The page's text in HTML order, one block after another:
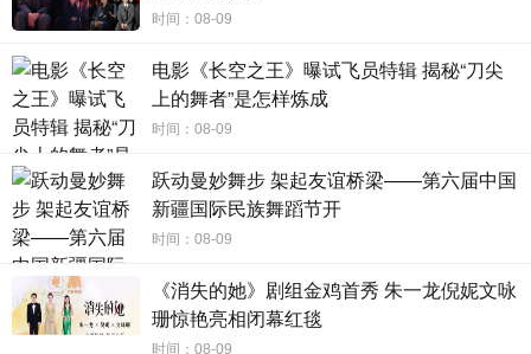
俏生元燕窝葛根弹性蛋白肽饮品
产学研结合，推动女性健康产业发展
2021年12月21日，俏生元品牌与北京工商大学联合成立中
国健康与营养联合实验室。此次合作旨在进行前沿技术研
究、产业关键性技术攻关、战略性产品开发，提升全民膳食
健康发展，进行多元化美丽探索，共同促进大健康行业焕发
时间：08-09
电影《长空之王》曝试飞员特辑 揭秘“刀尖
上的舞者”是怎样炼成
时间：08-09
跃动曼妙舞步 架起友谊桥梁——第六届中国
新疆国际民族舞蹈节开
时间：08-09
《消失的她》剧组金鸡首秀 朱一龙倪妮文咏
珊惊艳亮相闭幕红毯
时间：08-09